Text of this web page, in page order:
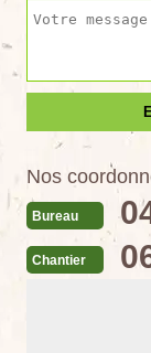
Nos
Bureau
Chantier